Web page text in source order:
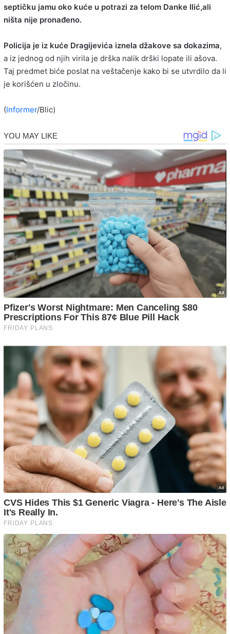
septičku jamu oko kuće u potrazi za telom Danke Ilić,ali
ništa nije pronađeno.
Policija je iz kuće Dragijevića iznela džakove sa dokazima,
a iz jednog od njih virila je drška nalik drški lopate ili ašova.
Taj predmet biće poslat na veštačenje kako bi se utvrdilo da li
je korišćen u zločinu.
(Informer/Blic)